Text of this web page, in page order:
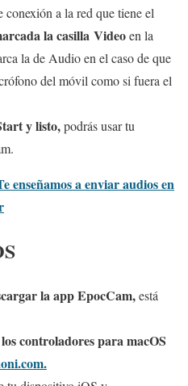
a la red que tiene el
la casilla Videoen la
la de Audio en el caso de que
del móvil como si fuera el
y listo,podrás usar tu
enseñamos a enviar audios en
la appEpocCam,está
controladores para macOS